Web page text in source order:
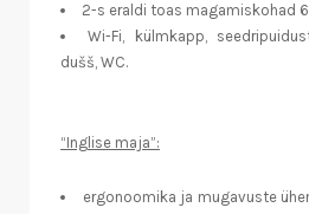
2-s eraldi toas magamiskohad
Wi-Fi, külmkapp,
dušš, WC.
“Inglise maja”:
ergonoomika ja mugavuste